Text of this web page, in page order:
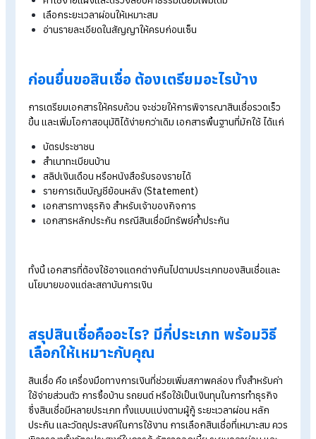
วิธีเลือกสินเชื่อให้เหมาะกับเป้าหมายและ
รายได้
การเลือกสินเชื่อไม่ควรมองแค่ว่า “กู้ผ่านง่าย” หรือ “ได้เงินเร็ว”
เท่านั้น แต่ควรเลือกให้เหมาะกับเป้าหมายทางการเงินและความ
สามารถในการผ่อนชำระของตัวเอง เพื่อช่วยลดภาระหนี้ในระยะยาว
และทำให้การกู้เงินเกิดประโยชน์มากที่สุดก่อนตัดสินใจสมัครสินเชื่อ
เลือกประเภทสินเชื่อให้ตรงวัตถุประสงค์
ประเมินรายได้และภาระค่าใช้จ่ายของตัวเอง
เปรียบเทียบดอกเบี้ยจากหลายสถาบันการเงิน